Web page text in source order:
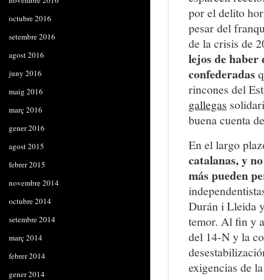
por el delito
pesar del
de la crisis de
lejos de haber
confederadas
rincones del
gallegas
buena cuenta
En el largo
catalanas, y
más pueden
Durán i Lleida
temor. Al fin y
del 14-N y la
exigencias de
octubre 2016
setembre 2016
agost 2016
juny 2016
maig 2016
març 2016
gener 2016
agost 2015
febrer 2015
novembre 2014
octubre 2014
setembre 2014
març 2014
febrer 2014
gener 2014